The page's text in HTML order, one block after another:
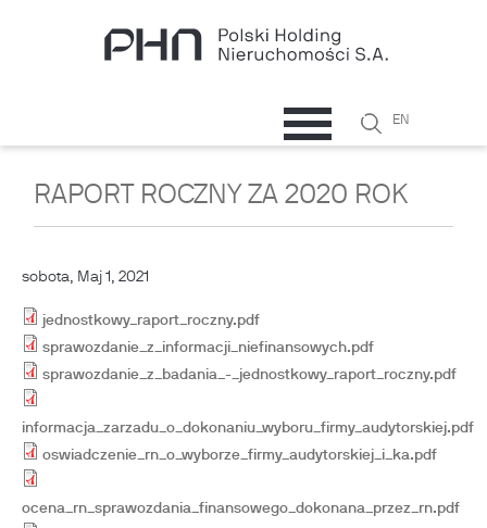
Formularz
SzukajEN
RAPORT ROCZNY ZA 2020 ROK
sobota, Maj 1, 2021
jednostkowy_raport_roczny.pdf
sprawozdanie_z_informacji_niefinansowych.pdf
sprawozdanie_z_badania_-_jednostkowy_raport_roczny.pdf
informacja_zarzadu_o_dokonaniu_wyboru_firmy_audytorskiej.pdf
oswiadczenie_rn_o_wyborze_firmy_audytorskiej_i_ka.pdf
ocena_rn_sprawozdania_finansowego_dokonana_przez_rn.pdf